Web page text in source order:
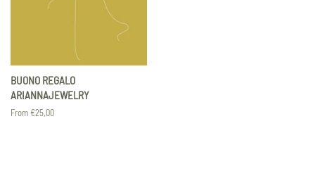
BUONO REGALO
ARIANNAJEWELRY
From €25,00